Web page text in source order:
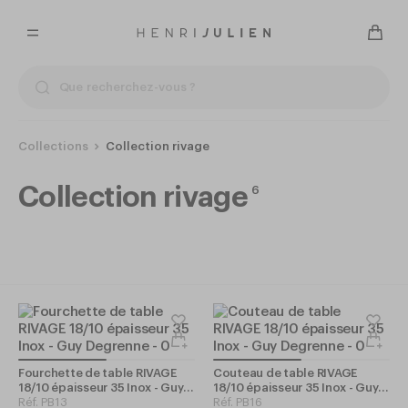
Collections Collection rivage
Collection rivage 6
Fourchette de table RIVAGE
18/10 épaisseur 35 Inox - Guy
Degrenne
Réf. PB13
Couteau de table RIVAGE
18/10 épaisseur 35 Inox - Guy
Degrenne
Réf. PB16